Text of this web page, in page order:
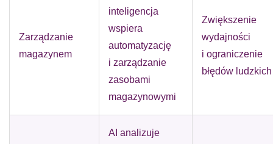
Zarządzanie
magazynem
inteligencja
wspiera
automatyzację
i zarządzanie
zasobami
magazynowymi
Zwiększenie
wydajności
i ograniczenie
błędów ludzkich
AI analizuje